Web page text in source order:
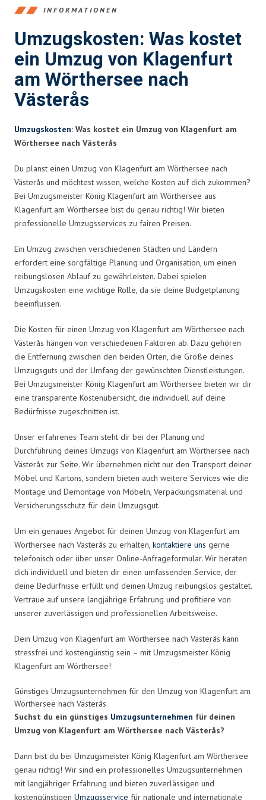
INFORMATIONEN
Umzugskosten: Was kostet
ein Umzug von Klagenfurt
am Wörthersee nach
Västerås
Umzugskosten: Was kostet ein Umzug von Klagenfurt am
Wörthersee nach Västerås
Du planst einen Umzug von Klagenfurt am Wörthersee nach
Västerås und möchtest wissen, welche Kosten auf dich zukommen?
Bei Umzugsmeister König Klagenfurt am Wörthersee aus
Klagenfurt am Wörthersee bist du genau richtig! Wir bieten
professionelle Umzugsservices zu fairen Preisen.
Ein Umzug zwischen verschiedenen Städten und Ländern
erfordert eine sorgfältige Planung und Organisation, um einen
reibungslosen Ablauf zu gewährleisten. Dabei spielen
Umzugskosten eine wichtige Rolle, da sie deine Budgetplanung
beeinflussen.
Die Kosten für einen Umzug von Klagenfurt am Wörthersee nach
Västerås hängen von verschiedenen Faktoren ab. Dazu gehören
die Entfernung zwischen den beiden Orten, die Größe deines
Umzugsguts und der Umfang der gewünschten Dienstleistungen.
Bei Umzugsmeister König Klagenfurt am Wörthersee bieten wir dir
eine transparente Kostenübersicht, die individuell auf deine
Bedürfnisse zugeschnitten ist.
Unser erfahrenes Team steht dir bei der Planung und
Durchführung deines Umzugs von Klagenfurt am Wörthersee nach
Västerås zur Seite. Wir übernehmen nicht nur den Transport deiner
Möbel und Kartons, sondern bieten auch weitere Services wie die
Montage und Demontage von Möbeln, Verpackungsmaterial und
Versicherungsschutz für dein Umzugsgut.
Um ein genaues Angebot für deinen Umzug von Klagenfurt am
Wörthersee nach Västerås zu erhalten, kontaktiere uns gerne
telefonisch oder über unser Online-Anfrageformular. Wir beraten
dich individuell und bieten dir einen umfassenden Service, der
deine Bedürfnisse erfüllt und deinen Umzug reibungslos gestaltet.
Vertraue auf unsere langjährige Erfahrung und profitiere von
unserer zuverlässigen und professionellen Arbeitsweise.
Dein Umzug von Klagenfurt am Wörthersee nach Västerås kann
stressfrei und kostengünstig sein – mit Umzugsmeister König
Klagenfurt am Wörthersee!
Günstiges Umzugsunternehmen für den Umzug von Klagenfurt am
Wörthersee nach Västerås
Suchst du ein günstiges Umzugsunternehmen für deinen
Umzug von Klagenfurt am Wörthersee nach Västerås?
Dann bist du bei Umzugsmeister König Klagenfurt am Wörthersee
genau richtig! Wir sind ein professionelles Umzugsunternehmen
mit langjähriger Erfahrung und bieten zuverlässigen und
kostengünstigen Umzugsservice für nationale und internationale